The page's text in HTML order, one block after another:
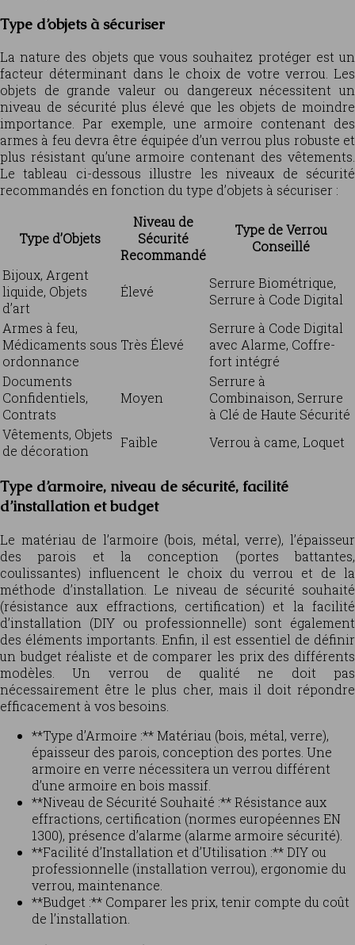
Type d’objets à sécuriser
La nature des objets que vous souhaitez protéger est un
facteur déterminant dans le choix de votre verrou. Les
objets de grande valeur ou dangereux nécessitent un
niveau de sécurité plus élevé que les objets de moindre
importance. Par exemple, une armoire contenant des
armes à feu devra être équipée d’un verrou plus robuste et
plus résistant qu’une armoire contenant des vêtements.
Le tableau ci-dessous illustre les niveaux de sécurité
recommandés en fonction du type d’objets à sécuriser :
Type d’Objets
Niveau de
Sécurité
Recommandé
Type de Verrou
Conseillé
Bijoux, Argent
liquide, Objets
d’art
Élevé
Serrure Biométrique,
Serrure à Code Digital
Armes à feu,
Médicaments sous
ordonnance
Très Élevé
Serrure à Code Digital
avec Alarme, Coffre-
fort intégré
Documents
Confidentiels,
Contrats
Moyen
Serrure à
Combinaison, Serrure
à Clé de Haute Sécurité
Vêtements, Objets
de décoration
Faible Verrou à came, Loquet
Type d’armoire, niveau de sécurité, facilité
d’installation et budget
Le matériau de l’armoire (bois, métal, verre), l’épaisseur
des parois et la conception (portes battantes,
coulissantes) influencent le choix du verrou et de la
méthode d’installation. Le niveau de sécurité souhaité
(résistance aux effractions, certification) et la facilité
d’installation (DIY ou professionnelle) sont également
des éléments importants. Enfin, il est essentiel de définir
un budget réaliste et de comparer les prix des différents
modèles. Un verrou de qualité ne doit pas
nécessairement être le plus cher, mais il doit répondre
efficacement à vos besoins.
**Type d’Armoire :** Matériau (bois, métal, verre),
épaisseur des parois, conception des portes. Une
armoire en verre nécessitera un verrou différent
d’une armoire en bois massif.
**Niveau de Sécurité Souhaité :** Résistance aux
effractions, certification (normes européennes EN
1300), présence d’alarme (alarme armoire sécurité).
**Facilité d’Installation et d’Utilisation :** DIY ou
professionnelle (installation verrou), ergonomie du
verrou, maintenance.
**Budget :** Comparer les prix, tenir compte du coût
de l’installation.